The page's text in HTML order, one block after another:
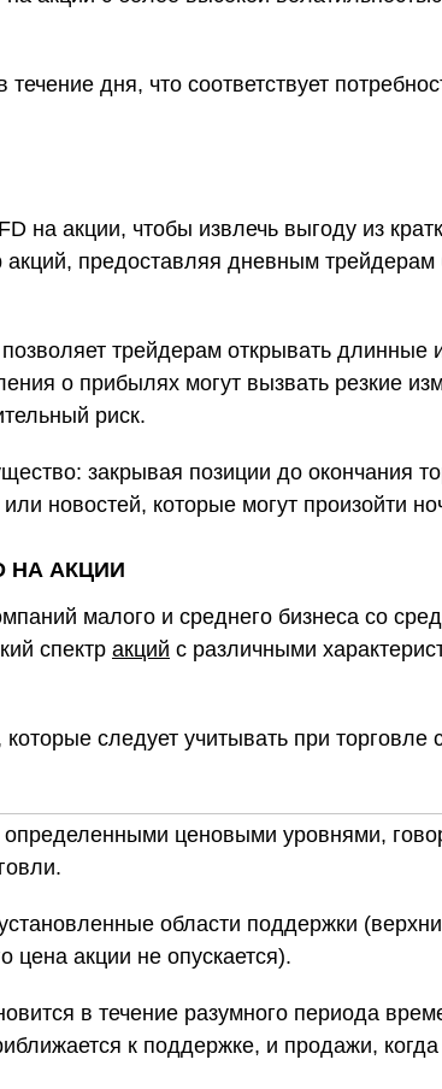
дня, что соответствует
на акции, чтобы извлечь выгоду из
предоставляя дневным
трейдерам открывать длинные
о прибылях могут вызвать резкие
риск.
закрывая позиции до окончания
новостей, которые могут произойти
НА АКЦИИ
малого и среднего бизнеса со
спектр акций с различными
следует учитывать при
ценовыми уровнями,
области поддержки
цена акции не опускается).
в течение разумного периода
к поддержке, и продажи,